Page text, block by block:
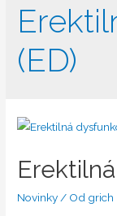
(ED)
Novinky / Od grich